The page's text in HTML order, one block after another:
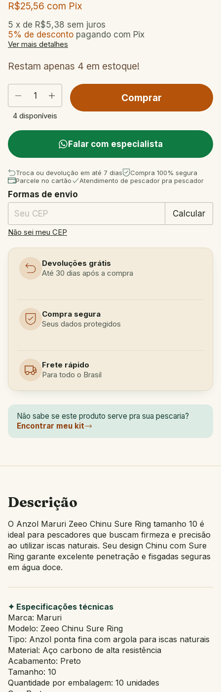
R$25,56 com Pix
5 x de R$5,38 sem juros
5% de desconto pagando com Pix
Ver mais detalhes
Restam apenas 4 em estoque!
4 disponíveis
Falar com especialista
Troca ou devolução em até 7 dias
Compra 100% segura
Parcele no cartão
Atendimento de pescador pra pescador
Entregas para o CEP:
Formas de envio
Calcular
Não sei meu CEP
Devoluções grátis
Até 30 dias após a compra
Compra segura
Seus dados protegidos
Frete rápido
Para todo o Brasil
Não sabe se este produto serve pra sua pescaria?
Encontrar meu kit
Descrição
O Anzol Maruri Zeeo Chinu Sure Ring tamanho 10 é
ideal para pescadores que buscam firmeza e precisão
ao utilizar iscas naturais. Seu design Chinu com Sure
Ring garante excelente penetração e fisgadas seguras
em água doce.
✦ Especificações técnicas
Marca: Maruri
Modelo: Zeeo Chinu Sure Ring
Tipo: Anzol ponta fina com argola para iscas naturais
Material: Aço carbono de alta resistência
Acabamento: Preto
Tamanho: 10
Quantidade por embalagem: 10 unidades